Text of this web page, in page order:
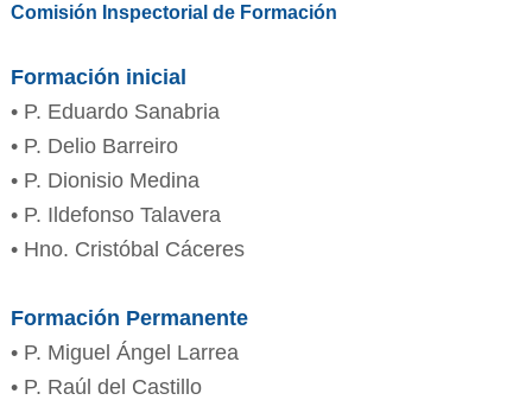
Comisión Inspectorial de Formación
Formación inicial
• P. Eduardo Sanabria
• P. Delio Barreiro
• P. Dionisio Medina
• P. Ildefonso Talavera
• Hno. Cristóbal Cáceres
Formación Permanente
• P. Miguel Ángel Larrea
• P. Raúl del Castillo